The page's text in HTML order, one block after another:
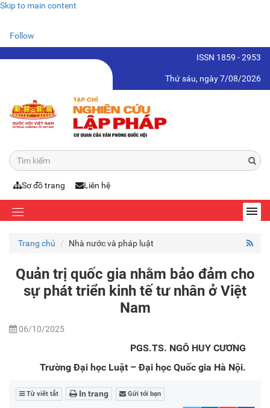
Skip to main content
Follow
ISSN 1859 - 2953
Thứ sáu, ngày 7/08/2026
Sơ đồ trang Liên hệ
Trang chủ Nhà nước và pháp luật
Quản trị quốc gia nhằm bảo đảm cho
sự phát triển kinh tế tư nhân ở Việt
Nam
06/10/2025
PGS.TS. NGÔ HUY CƯƠNG
Trường Đại học Luật – Đại học Quốc gia Hà Nội.
Từ viết tắt In trang Gửi tới bạn